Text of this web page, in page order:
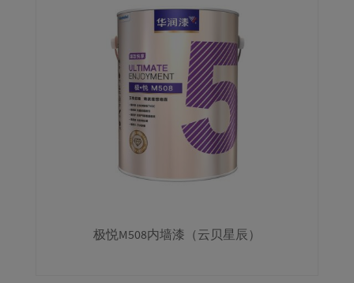
极悦M508内墙漆（云贝星辰）